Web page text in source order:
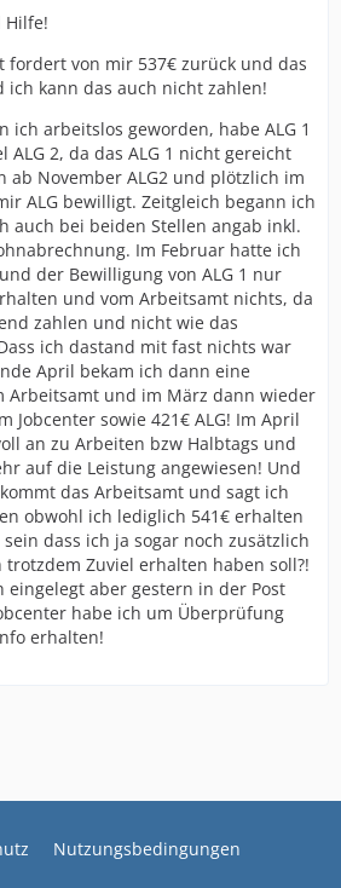
Hilfe!
fordert von mir 537€ zurück und das
kann das auch nicht zahlen!
ich arbeitslos geworden, habe ALG 1
2, da das ALG 1 nicht gereicht
ab November ALG2 und plötzlich im
ALG bewilligt. Zeitgleich begann ich
auch bei beiden Stellen angab inkl.
Im Februar hatte ich
der Bewilligung von ALG 1 nur
und vom Arbeitsamt nichts, da
zahlen und nicht wie das
ich dastand mit fast nichts war
April bekam ich dann eine
Arbeitsamt und im März dann wieder
Jobcenter sowie 421€ ALG! Im April
an zu Arbeiten bzw Halbtags und
auf die Leistung angewiesen! Und
das Arbeitsamt und sagt ich
obwohl ich lediglich 541€ erhalten
sein dass ich ja sogar noch zusätzlich
Zuviel erhalten haben soll?!
eingelegt aber gestern in der Post
habe ich um Überprüfung
erhalten!
Nutzungsbedingungen